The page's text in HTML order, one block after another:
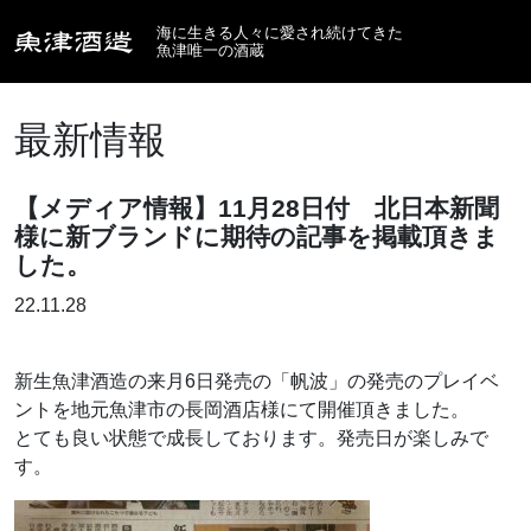
海に生きる人々に愛され続けてきた
魚津唯一の酒蔵
最新情報
【メディア情報】11月28日付 北日本新聞
様に新ブランドに期待の記事を掲載頂きま
した。
22.11.28
新生魚津酒造の来月6日発売の「帆波」の発売のプレイベ
ントを地元魚津市の長岡酒店様にて開催頂きました。
とても良い状態で成長しております。発売日が楽しみで
す。